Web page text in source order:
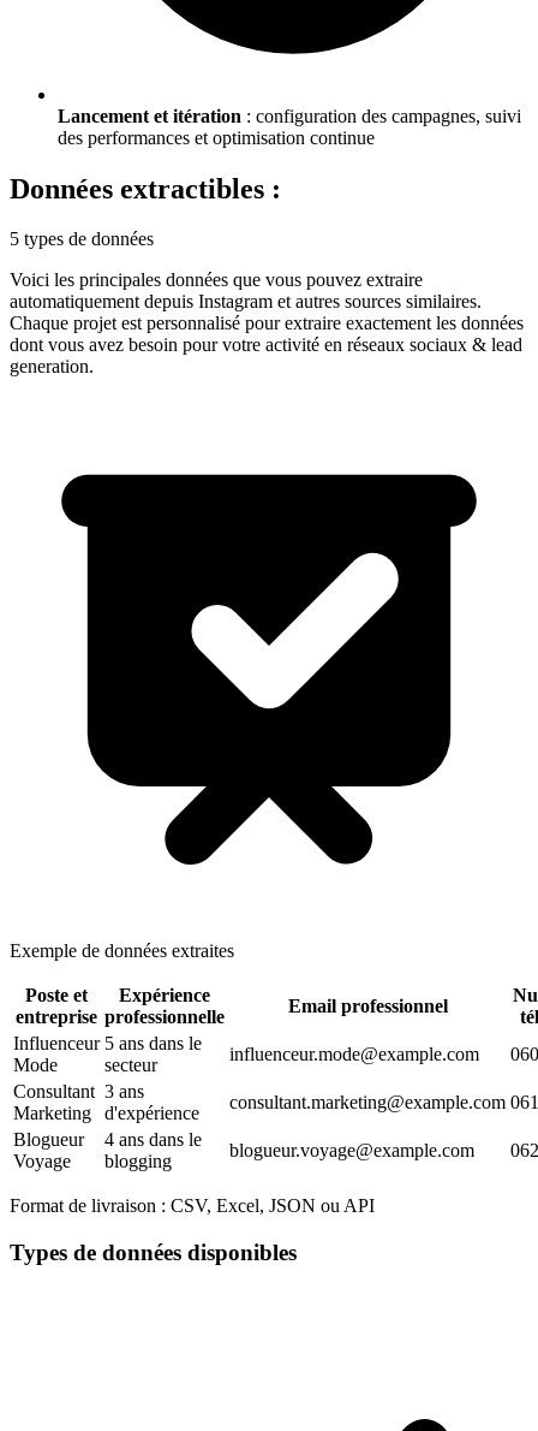
Lancement et itération : configuration des campagnes, suivi
des performances et optimisation continue
Données extractibles :
5 types de données
Voici les principales données que vous pouvez extraire
automatiquement depuis Instagram et autres sources similaires.
Chaque projet est personnalisé pour extraire exactement les données
dont vous avez besoin pour votre activité en réseaux sociaux & lead
generation.
Exemple de données extraites
Poste et
entreprise
Expérience
professionnelle
Email professionnel
Influenceur
Mode
5 ans dans le
secteur
influenceur.mode@example.com
Consultant
Marketing
3 ans
d'expérience
consultant.marketing@example.com
Blogueur
Voyage
4 ans dans le
blogging
blogueur.voyage@example.com
Format de livraison : CSV, Excel, JSON ou API
Types de données disponibles